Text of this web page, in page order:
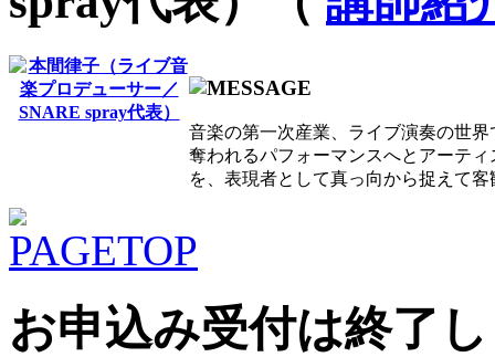
音楽の第一次産業、ライブ演奏の世
奪われるパフォーマンスへとアーテ
を、表現者として真っ向から捉えて
お申込み受付は終了